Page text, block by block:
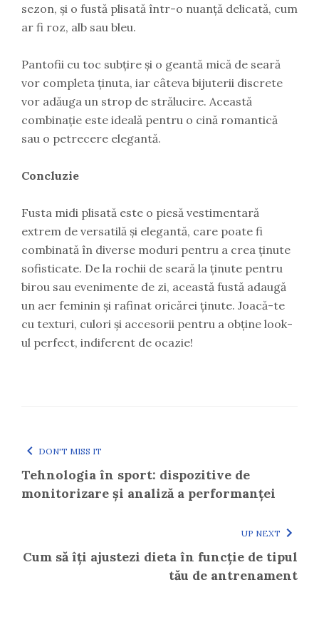
sezon, și o fustă plisată într-o nuanță delicată, cum
ar fi roz, alb sau bleu.
Pantofii cu toc subțire și o geantă mică de seară
vor completa ținuta, iar câteva bijuterii discrete
vor adăuga un strop de strălucire. Această
combinație este ideală pentru o cină romantică
sau o petrecere elegantă.
Concluzie
Fusta midi plisată este o piesă vestimentară
extrem de versatilă și elegantă, care poate fi
combinată în diverse moduri pentru a crea ținute
sofisticate. De la rochii de seară la ținute pentru
birou sau evenimente de zi, această fustă adaugă
un aer feminin și rafinat oricărei ținute. Joacă-te
cu texturi, culori și accesorii pentru a obține look-
ul perfect, indiferent de ocazie!
DON'T MISS IT
Tehnologia în sport: dispozitive de
monitorizare și analiză a performanței
UP NEXT
Cum să îți ajustezi dieta în funcție de tipul
tău de antrenament